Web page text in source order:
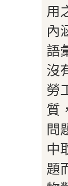
用
內
語
沒
勞
質
問
中
題